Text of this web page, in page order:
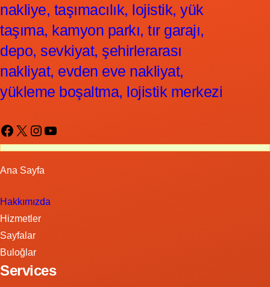
nakliye, taşımacılık, lojistik, yük
taşıma, kamyon parkı, tır garajı,
depo, sevkiyat, şehirlerarası
nakliyat, evden eve nakliyat,
yükleme boşaltma, lojistik merkezi
Facebook X Instagram YouTube
Ana Sayfa
Hakkımızda
Hizmetler
Sayfalar
Buloğlar
Services